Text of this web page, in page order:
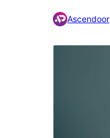
Ascendoor